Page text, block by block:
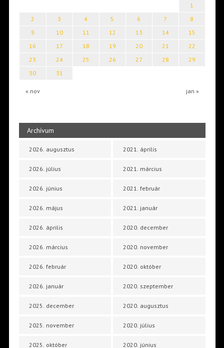
« nov jan »
1
2
3 4 5 6 7
8
9
10 11 12 13 14
15
16
17 18 19 20 21
22
23
24 25 26 27 28
29
30
31
Archívum
2026. augusztus
2026. július
2026. június
2026. május
2026. április
2026. március
2026. február
2026. január
2025. december
2025. november
2025. október
2021. április
2021. március
2021. február
2021. január
2020. december
2020. november
2020. október
2020. szeptember
2020. augusztus
2020. július
2020. június